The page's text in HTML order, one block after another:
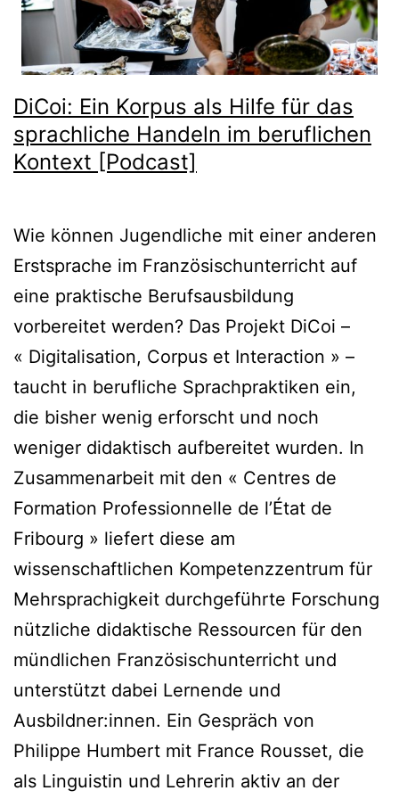
DiCoi: Ein Korpus als Hilfe für das
sprachliche Handeln im beruflichen
Kontext [Podcast]
Wie können Jugendliche mit einer anderen
Erstsprache im Französischunterricht auf
eine praktische Berufsausbildung
vorbereitet werden? Das Projekt DiCoi –
« Digitalisation, Corpus et Interaction » –
taucht in berufliche Sprachpraktiken ein,
die bisher wenig erforscht und noch
weniger didaktisch aufbereitet wurden. In
Zusammenarbeit mit den « Centres de
Formation Professionnelle de l’État de
Fribourg » liefert diese am
wissenschaftlichen Kompetenzzentrum für
Mehrsprachigkeit durchgeführte Forschung
nützliche didaktische Ressourcen für den
mündlichen Französischunterricht und
unterstützt dabei Lernende und
Ausbildner:innen. Ein Gespräch von
Philippe Humbert mit France Rousset, die
als Linguistin und Lehrerin aktiv an der